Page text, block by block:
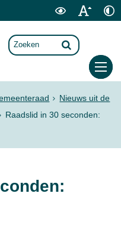
Nieuws uit de
Raadslid in 30 seconden: